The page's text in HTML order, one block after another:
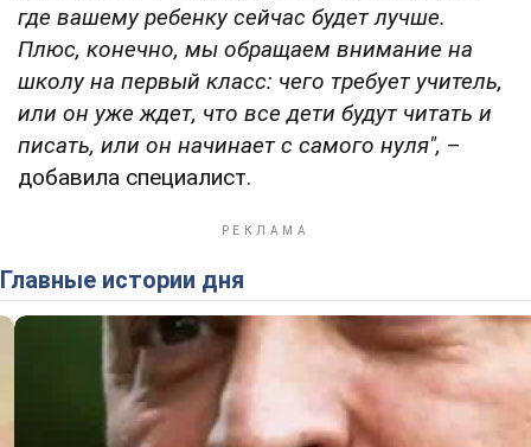
где вашему ребенку сейчас будет лучше.
Плюс, конечно, мы обращаем внимание на
школу на первый класс: чего требует учитель,
или он уже ждет, что все дети будут читать и
писать, или он начинает с самого нуля", –
добавила специалист.
Главные истории дня